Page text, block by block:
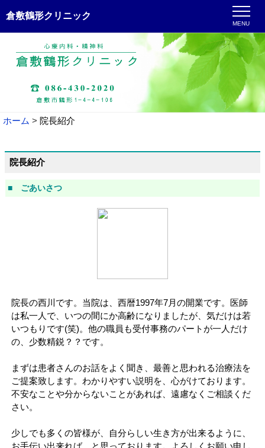
倉敷鶴形クリニック
MENU
ホーム 院長紹介
院長紹介
■ ごあいさつ
院長の西川です。当院は、西暦1997年7月の開業です。医師
は私一人で、いつの間にか高齢になりましたが、気だけは若
いつもりです(笑)。他の職員も受付事務のパートが一人だけ
の、少数精鋭？？です。
まずは患者さんのお話をよく聞き、最善と思われる治療法を
ご提案致します。わかりやすい説明を、心がけております。
不安なことや分からないことがあれば、遠慮なくご相談くだ
さい。
少しでも多くの皆様が、自分らしい生き方が出来るように、
お手伝い出来れば、と思っております。よろしくお願い申し